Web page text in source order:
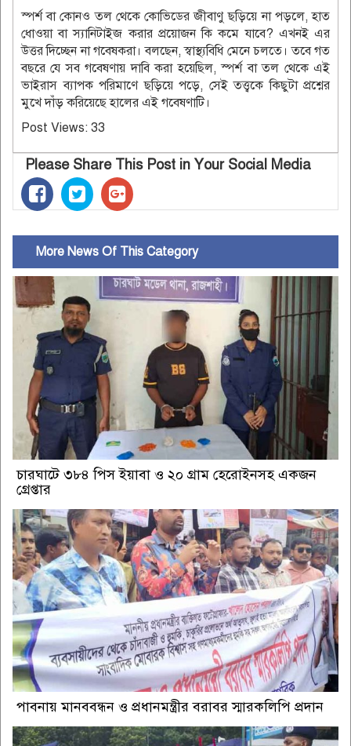
স্পর্শ বা কোনও তল থেকে কোভিডের জীবাণু ছড়িয়ে না পড়লে, হাত
ধোওয়া বা স্যানিটাইজ করার প্রয়োজন কি কমে যাবে? এখনই এর
উত্তর দিচ্ছেন না গবেষকরা। বলছেন, স্বাস্থ্যবিধি মেনে চলতে। তবে গত
বছরে যে সব গবেষণায় দাবি করা হয়েছিল, স্পর্শ বা তল থেকে এই
ভাইরাস ব্যাপক পরিমাণে ছড়িয়ে পড়ে, সেই তত্ত্বকে কিছুটা প্রশ্নের
মুখে দাঁড় করিয়েছে হালের এই গবেষণাটি।
Post Views: 33
Please Share This Post in Your Social Media
More News Of This Category
চারঘাটে ৩৮৪ পিস ইয়াবা ও ২০ গ্রাম হেরোইনসহ একজন
গ্রেপ্তার
পাবনায় মানববন্ধন ও প্রধানমন্ত্রীর বরাবর স্মারকলিপি প্রদান